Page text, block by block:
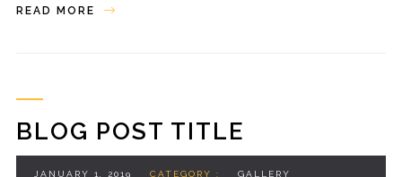
READ MORE
BLOG POST TITLE
JANUARY 1, 2019 CATEGORY :
GALLERY